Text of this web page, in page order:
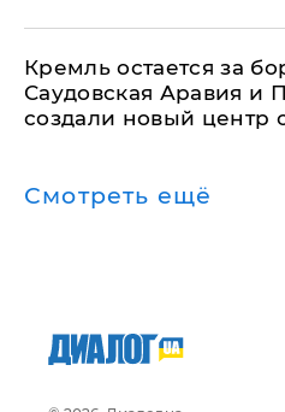
​Кремль остается за
Саудовская Аравия и
создали новый центр
Смотреть ещё